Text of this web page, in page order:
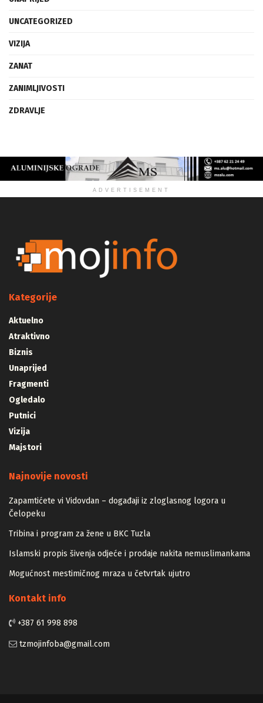
UNCATEGORIZED
VIZIJA
ZANAT
ZANIMLJIVOSTI
ZDRAVLJE
ADVERTISEMENT
Kategorije
Aktuelno
Atraktivno
Biznis
Unaprijed
Fragmenti
Ogledalo
Putnici
Vizija
Majstori
Najnovije novosti
Zapamtićete vi Vidovdan – događaji iz zloglasnog logora u
Čelopeku
Tribina i program za žene u BKC Tuzla
Islamski propis šivenja odjeće i prodaje nakita nemuslimankama
Mogućnost mestimičnog mraza u četvrtak ujutro
Kontakt info
+387 61 998 898
tzmojinfoba@gmail.com